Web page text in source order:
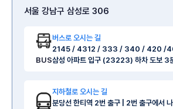
서울 강남구 삼성로 306
BUS
버스로 오시는 길
2145 / 4312 / 333 / 340 / 420 /
삼성 아파트 입구 (23223) 하차 도보 3
지하철로 오시는 길
분당선 한티역 2번 출구 | 2번 출구에서